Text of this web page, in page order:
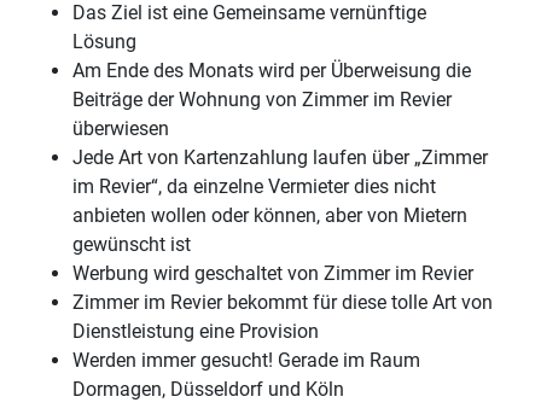
Das Ziel ist eine Gemeinsame vernünftige
Lösung
Am Ende des Monats wird per Überweisung die
Beiträge der Wohnung von Zimmer im Revier
überwiesen
Jede Art von Kartenzahlung laufen über „Zimmer
im Revier“, da einzelne Vermieter dies nicht
anbieten wollen oder können, aber von Mietern
gewünscht ist
Werbung wird geschaltet von Zimmer im Revier
Zimmer im Revier bekommt für diese tolle Art von
Dienstleistung eine Provision
Werden immer gesucht! Gerade im Raum
Dormagen, Düsseldorf und Köln